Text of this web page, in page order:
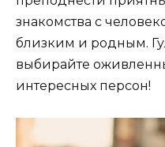
знакомства с
близким и родным.
выбирайте
интересных персон!